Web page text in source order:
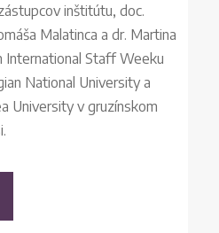
inštitútu, doc.
Malatinca a dr. Martina
International Staff Weeku
National University a
University v gruzínskom